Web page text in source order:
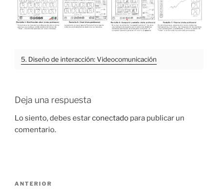
5. Diseño de interacción: Videocomunicación
Deja una respuesta
Lo siento, debes estarconectado para publicar un
comentario.
Navegación
Entrada
ANTERIOR